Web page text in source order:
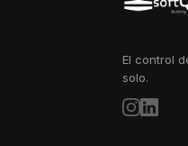
El control
solo.